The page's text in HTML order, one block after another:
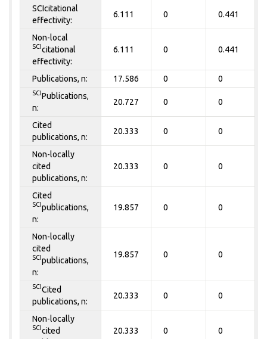
SCIcitational
effectivity:
6.111 0 0.441
Non-local
SCI citational
effectivity:
6.111 0 0.441
Publications, n: 17.586 0 0
SCI Publications,
n:
20.727 0 0
Cited
publications, n:
20.333 0 0
Non-locally
cited
publications, n:
20.333 0 0
Cited
SCI publications,
n:
19.857 0 0
Non-locally
cited
SCI publications,
n:
19.857 0 0
SCI Cited
publications, n:
20.333 0 0
Non-locally
SCI cited
20.333 0 0